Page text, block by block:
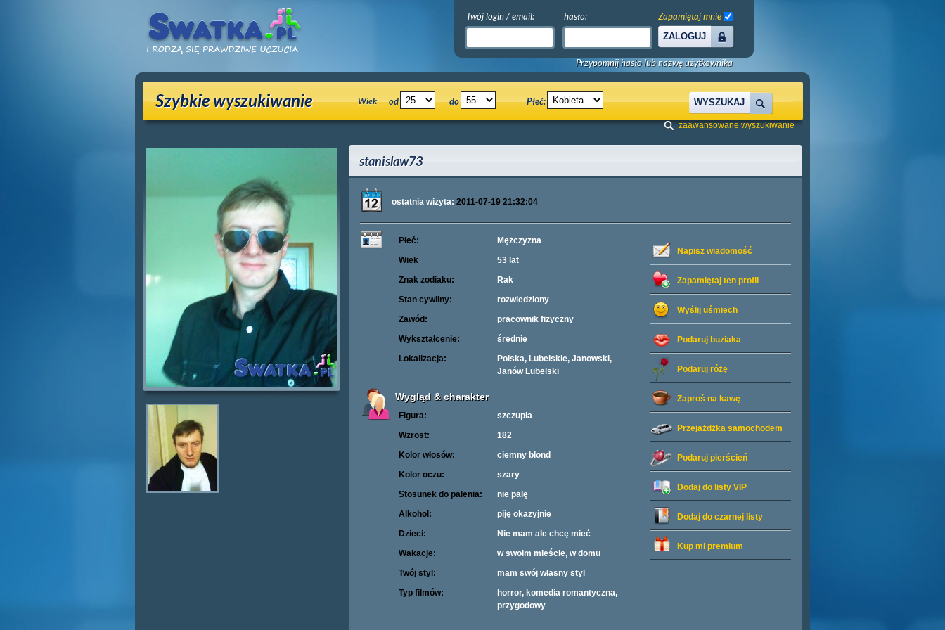
Twój login / email: hasło:
ZALOGUJ
Zapamiętaj mnie
Przypomnij hasło lub nazwę użytkownika
Szybkie wyszukiwanie Wiek od do Płeć: WYSZUKAJ
zaawansowane wyszukiwanie
stanislaw73
ostatnia wizyta: 2011-07-19 21:32:04
Napisz wiadomość
Zapamiętaj ten profil
Wyślij uśmiech
Podaruj buziaka
Podaruj różę
Zaproś na kawę
Przejażdżka samochodem
Podaruj pierścień
Dodaj do listy VIP
Dodaj do czarnej listy
Kup mi premium
Płeć:
Mężczyzna
Wiek
53 lat
Znak zodiaku:
Rak
Stan cywilny:
rozwiedziony
Zawód:
pracownik fizyczny
Wykształcenie:
średnie
Lokalizacja:
Polska, Lubelskie, Janowski,
Janów Lubelski
Wygląd & charakter
Figura:
szczupła
Wzrost:
182
Kolor włosów:
ciemny blond
Kolor oczu:
szary
Stosunek do palenia:
nie palę
Alkohol:
piję okazyjnie
Dzieci:
Nie mam ale chcę mieć
Wakacje:
w swoim mieście, w domu
Twój styl:
mam swój własny styl
Typ filmów:
horror, komedia romantyczna,
przygodowy